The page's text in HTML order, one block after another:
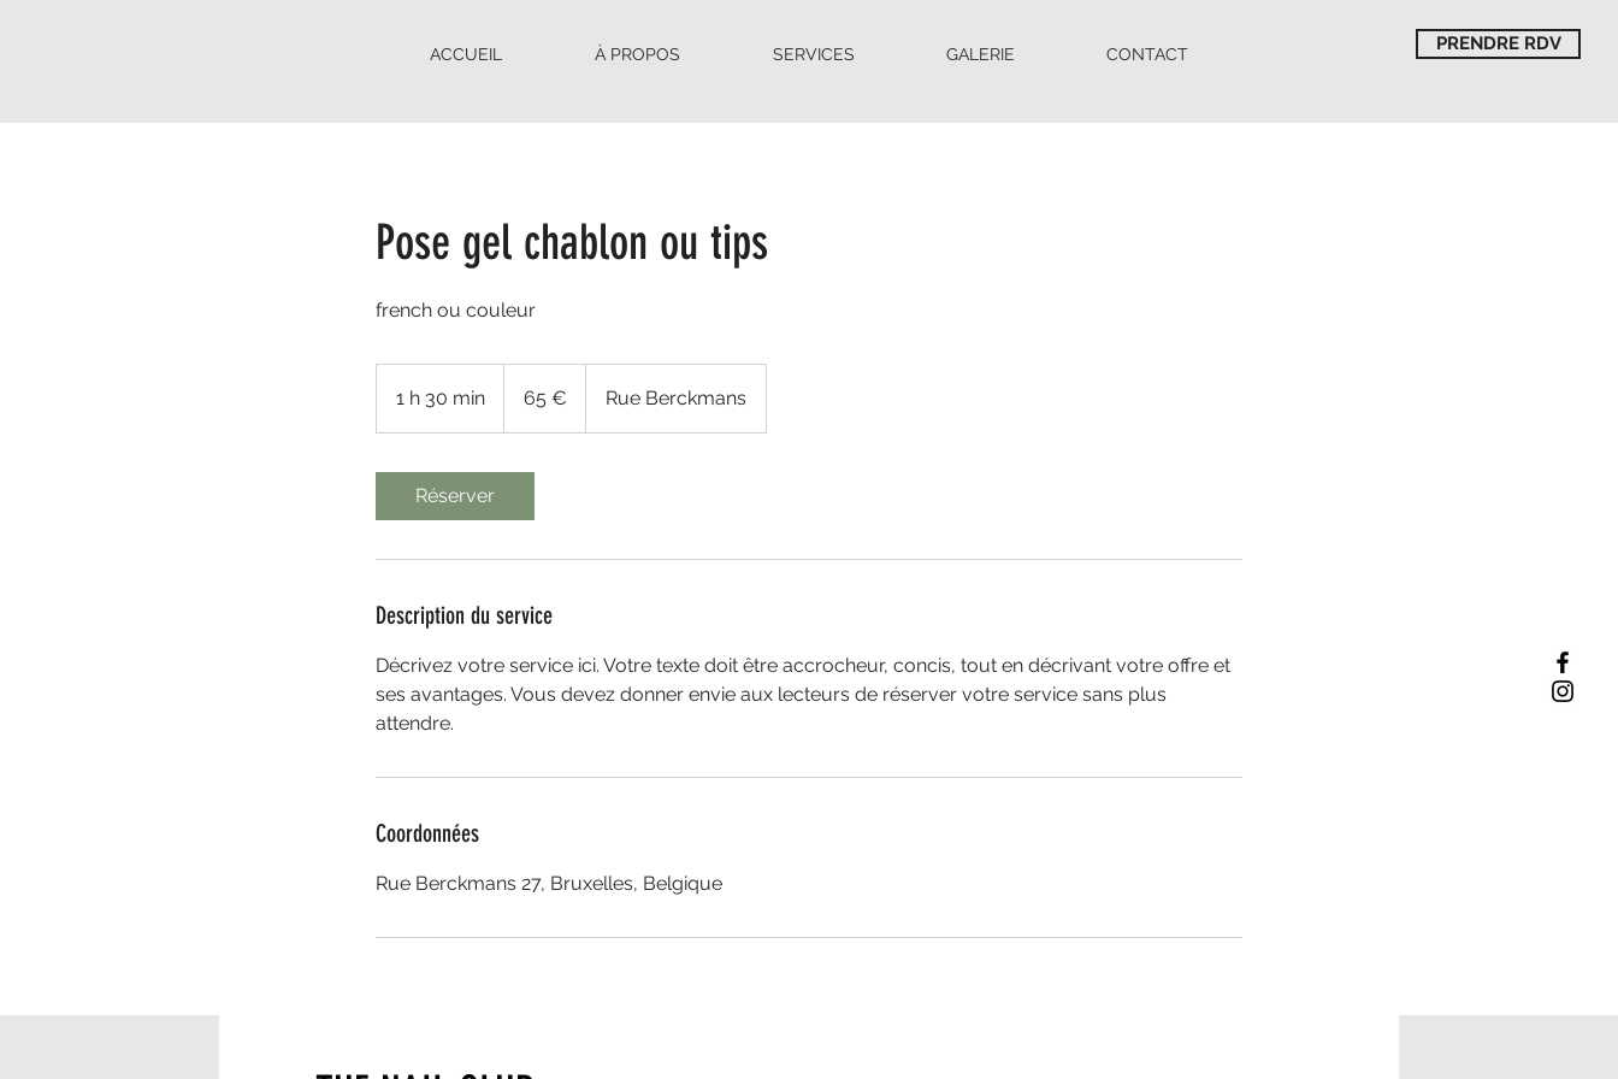
ACCUEIL À PROPOS SERVICES GALERIE CONTACT PRENDRE RDV
Pose gel chablon ou tips
french ou couleur
1 h 30 min
3
65 € Rue Berckmans
Réserver
Description du service
Décrivez votre service ici. Votre texte doit être accrocheur, concis, tout en décrivant votre offre et
ses avantages. Vous devez donner envie aux lecteurs de réserver votre service sans plus
attendre.
Coordonnées
Rue Berckmans 27, Bruxelles, Belgique